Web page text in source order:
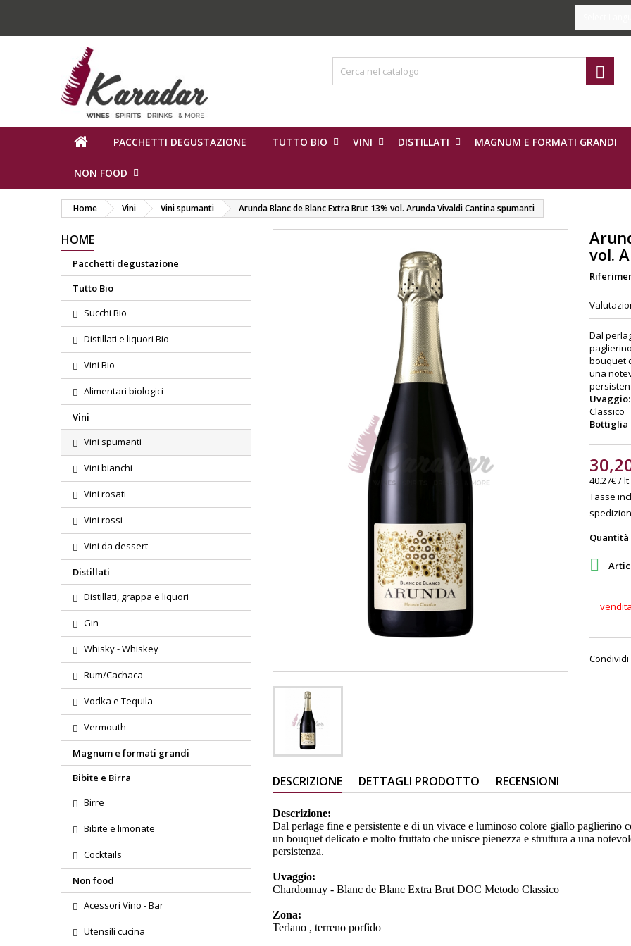

PACCHETTI DEGUSTAZIONE TUTTO BIO VINI DISTILLATI MAGNUM E FORMATI GRANDI
NON FOOD
Home Vini Vini spumanti Arunda Blanc de Blanc Extra Brut 13% vol. Arunda Vivaldi Cantina spumanti
HOME
Pacchetti degustazione
Tutto Bio
Succhi Bio
Distillati e liquori Bio
Vini Bio
Alimentari biologici
Vini
Vini spumanti
Vini bianchi
Vini rosati
Vini rossi
Vini da dessert
Distillati
Distillati, grappa e liquori
Gin
Whisky - Whiskey
Rum/Cachaca
Vodka e Tequila
Vermouth
Magnum e formati grandi
Bibite e Birra
Birre
Bibite e limonate
Cocktails
Non food
Acessori Vino - Bar
Utensili cucina
vol.
Dal
bouquet
una
Uvaggio:
Classico
Bottiglia
40.27€ / lt.
Tasse
Quantità

Condividi
DESCRIZIONE DETTAGLI PRODOTTO RECENSIONI
Descrizione:
Dal perlage fine e persistente e di un vivace e luminoso colore giallo
un bouquet delicato e molto fruttato che unisce pienezza e struttura a una
persistenza.
Uvaggio:
Chardonnay - Blanc de Blanc Extra Brut DOC Metodo Classico
Zona:
Terlano , terreno porfido